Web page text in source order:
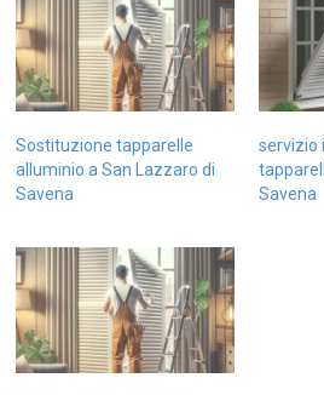
Sostituzione tapparelle
alluminio a San Lazzaro di
Savena
servizio
Savena